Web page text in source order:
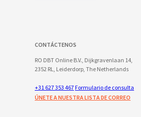
CONTÁCTENOS
RO DBT Online B.V., Dijkgravenlaan 14,
2352 RL, Leiderdorp, The Netherlands
+31 627 353 467 Formulario de consulta
ÚNETE A NUESTRA LISTA DE CORREO